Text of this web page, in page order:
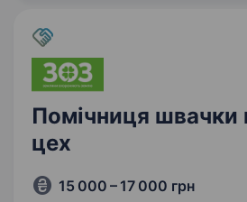
Помічниця швачки
цех
15 000 – 17 000 грн